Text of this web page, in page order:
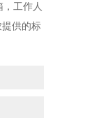
工作人
供的标